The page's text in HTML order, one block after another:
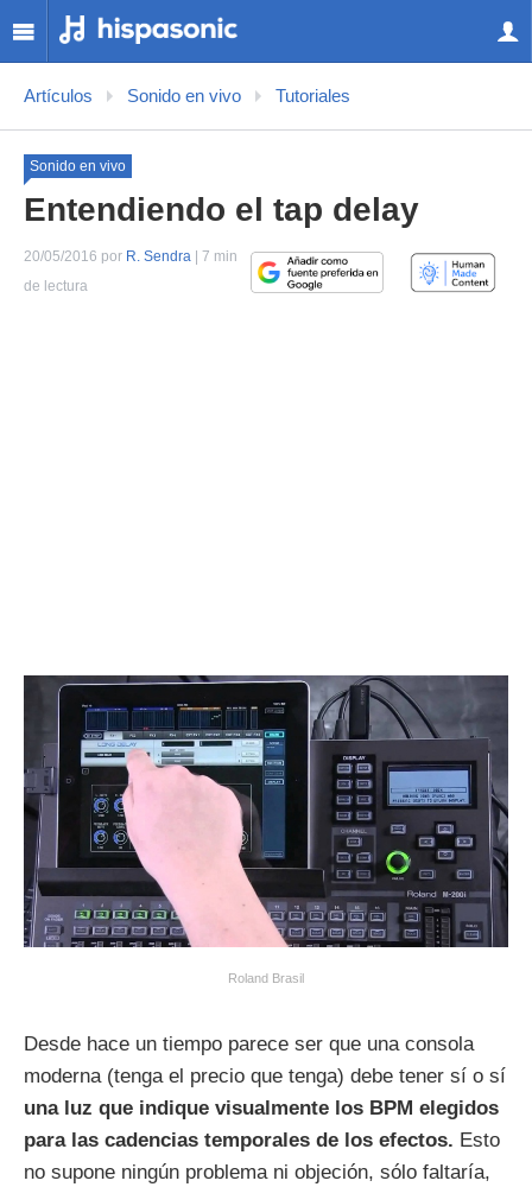
Artículos Sonido en vivo Tutoriales
Sonido en vivo
Entendiendo el tap delay
20/05/2016 por R. Sendra | 7 min
de lectura
Roland Brasil
Desde hace un tiempo parece ser que una consola
moderna (tenga el precio que tenga) debe tener sí o sí
una luz que indique visualmente los BPM elegidos
para las cadencias temporales de los efectos. Esto
no supone ningún problema ni objeción, sólo faltaría,